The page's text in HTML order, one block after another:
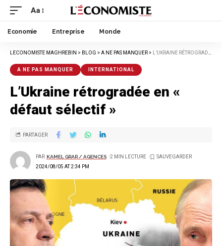
Aa
Economie Entreprise Monde
LECONOMISTE MAGHREBIN > BLOG > A NE PAS MANQUER > L’UKRAINE RÉTROGRADÉE EN « DÉFAUT SÉLECTIF »
A NE PAS MANQUER INTERNATIONAL
L’Ukraine rétrogradée en «
défaut sélectif »
2024/08/05 AT 2:34 PM
PAR KAMEL GRAR / AGENCES 2 MIN LECTURE
PARTAGER